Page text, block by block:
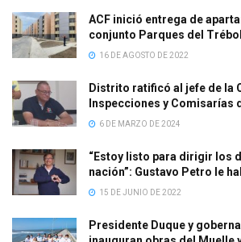
ACF inició entrega de
conjunto Parques del
16 DE AGOSTO DE 2022
Distrito ratificó al jefe de la
Inspecciones y Comisarías
6 DE MARZO DE 2024
“Estoy listo para dirigir los
nación”: Gustavo Petro le
15 DE JUNIO DE 2022
Presidente Duque y